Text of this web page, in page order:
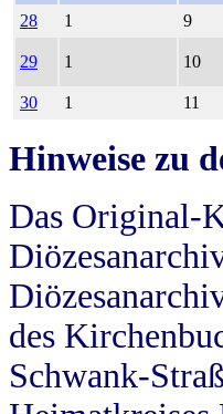
28
1 9
29 1 10
30 1 11
Hinweise zu
Das Original-
des
Schwank-